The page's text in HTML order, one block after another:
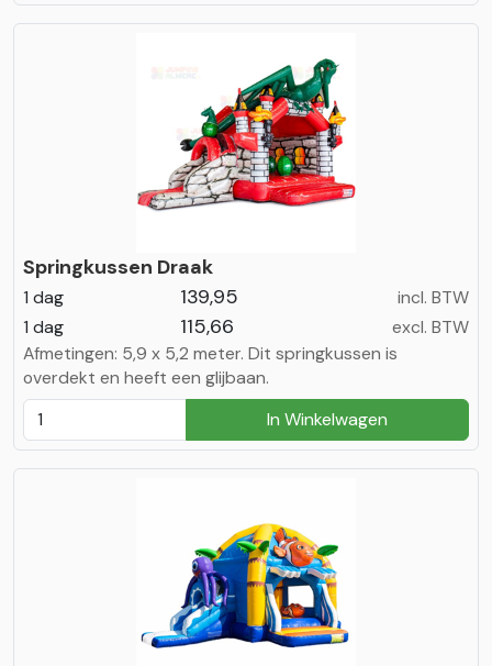
Springkussen Draak
1 dag 139,95
incl. BTW
1 dag
115,66
excl. BTW
Afmetingen: 5,9 x 5,2 meter. Dit springkussen is
overdekt en heeft een glijbaan.
In Winkelwagen